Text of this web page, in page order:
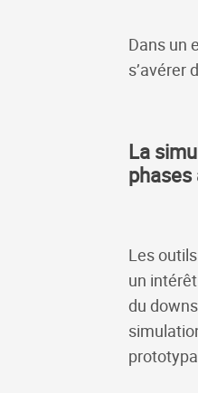
Dans un
s’avérer
La
Les
un
du